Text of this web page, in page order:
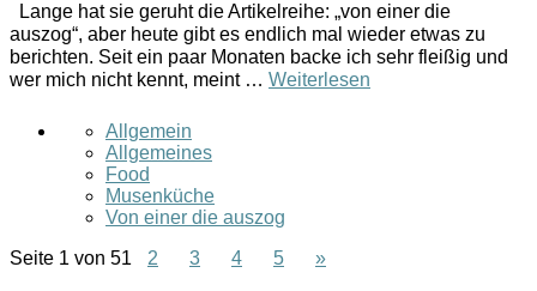
Lange hat sie geruht die Artikelreihe: „von einer die
auszog“, aber heute gibt es endlich mal wieder etwas zu
berichten. Seit ein paar Monaten backe ich sehr fleißig und
wer mich nicht kennt, meint … Weiterlesen
Allgemein
Allgemeines
Food
Musenküche
Von einer die auszog
Seite 1 von 51 2 3 4 5 »